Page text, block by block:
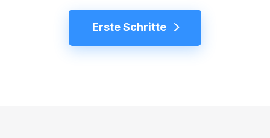
Erste Schritte